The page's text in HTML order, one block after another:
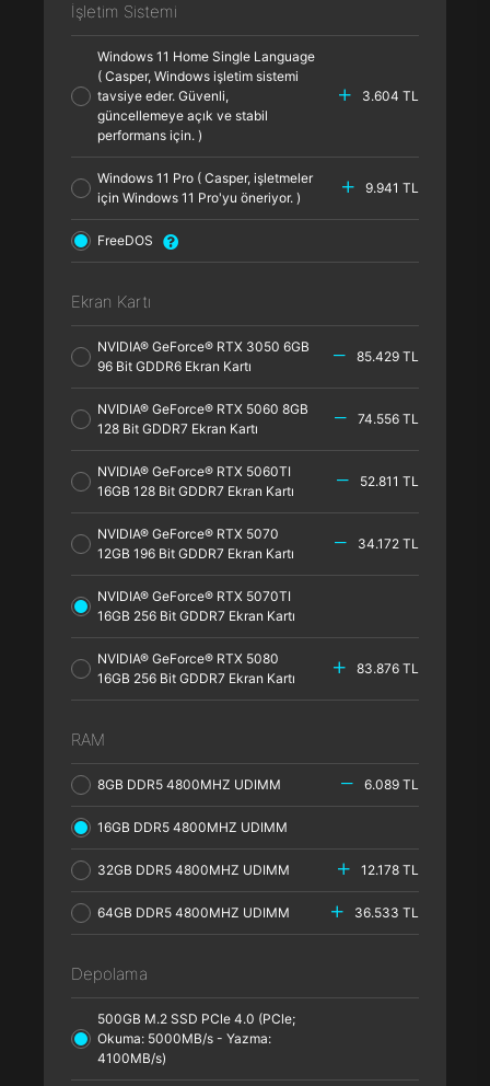
İşletim Sistemi
Windows 11 Home Single Language
( Casper, Windows işletim sistemi
tavsiye eder. Güvenli,
güncellemeye açık ve stabil
performans için. )
3.604 TL
Windows 11 Pro ( Casper, işletmeler
için Windows 11 Pro'yu öneriyor. )
9.941 TL
FreeDOS
Ekran Kartı
NVIDIA® GeForce® RTX 3050 6GB
96 Bit GDDR6 Ekran Kartı
85.429 TL
NVIDIA® GeForce® RTX 5060 8GB
128 Bit GDDR7 Ekran Kartı
74.556 TL
NVIDIA® GeForce® RTX 5060TI
16GB 128 Bit GDDR7 Ekran Kartı
52.811 TL
NVIDIA® GeForce® RTX 5070
12GB 196 Bit GDDR7 Ekran Kartı
34.172 TL
NVIDIA® GeForce® RTX 5070TI
16GB 256 Bit GDDR7 Ekran Kartı
NVIDIA® GeForce® RTX 5080
16GB 256 Bit GDDR7 Ekran Kartı
83.876 TL
RAM
8GB DDR5 4800MHZ UDIMM 6.089 TL
16GB DDR5 4800MHZ UDIMM
32GB DDR5 4800MHZ UDIMM 12.178 TL
64GB DDR5 4800MHZ UDIMM 36.533 TL
Depolama
500GB M.2 SSD PCle 4.0 (PCle;
Okuma: 5000MB/s - Yazma:
4100MB/s)